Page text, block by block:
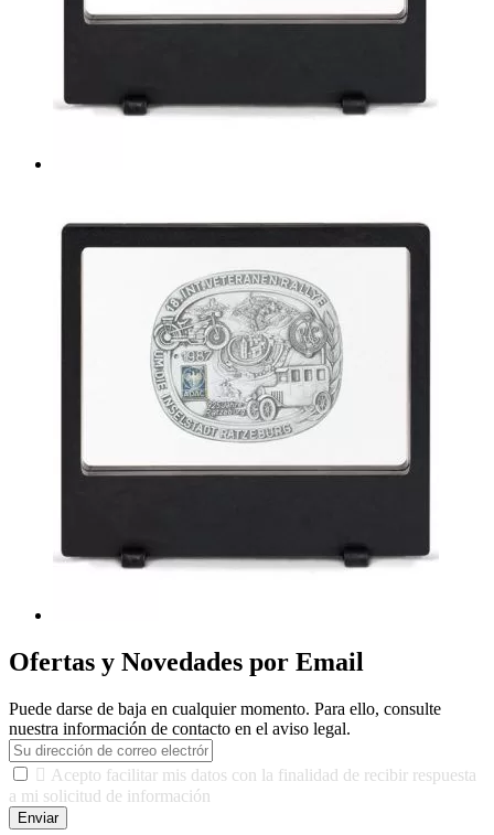
Ofertas y Novedades por Email
Puede darse de baja en cualquier momento. Para ello, consulte
nuestra información de contacto en el aviso legal.
 Acepto facilitar mis datos con la finalidad de recibir respuesta
a mi solicitud de información
Enviar